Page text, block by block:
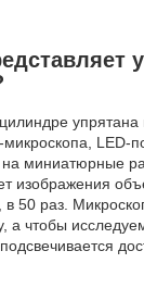
упрятана
LED-
миниатюрные
изображения
в 50 раз.
а чтобы